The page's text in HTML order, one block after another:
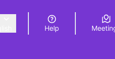
la llengua Elegir el idioma
Help